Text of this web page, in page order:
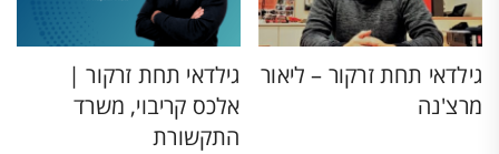
גילדאי תחת זרקור – ליאור
מרצ'נה
גילדאי תחת זרקור |
אלכס קריבוי, משרד
התקשורת